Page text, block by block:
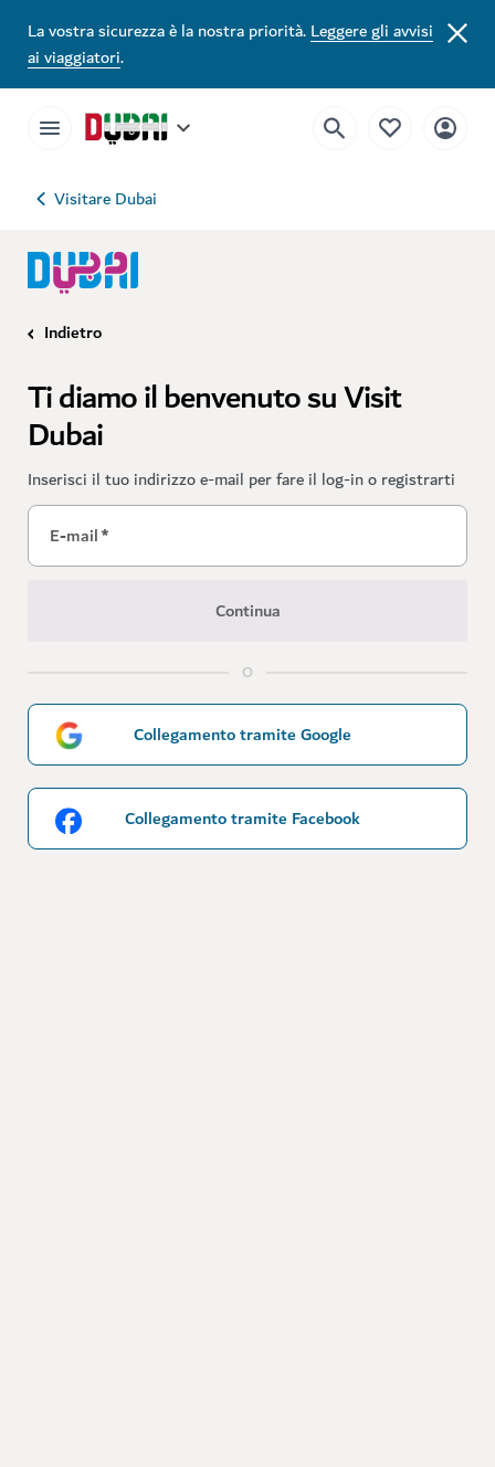
La vostra sicurezza è la nostra priorità.Leggere gli avvisi
ai viaggiatori.
Visitare Dubai
Indietro
Ti diamo il benvenuto su Visit
Dubai
Inserisci il tuo indirizzo e-mail per fare il log-in o registrarti
E-mail*
Continua
O
Collegamento tramite Google
Collegamento tramite Facebook